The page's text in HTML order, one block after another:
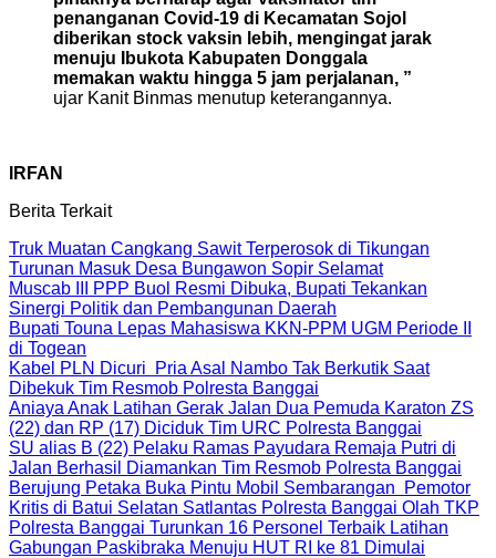
penanganan Covid-19 di Kecamatan Sojol
diberikan stock vaksin lebih, mengingat jarak
menuju Ibukota Kabupaten Donggala
memakan waktu hingga 5 jam perjalanan, ”
ujar Kanit Binmas menutup keterangannya.
IRFAN
Berita Terkait
Truk Muatan Cangkang Sawit Terperosok di Tikungan
Turunan Masuk Desa Bungawon Sopir Selamat
Muscab III PPP Buol Resmi Dibuka, Bupati Tekankan
Sinergi Politik dan Pembangunan Daerah
Bupati Touna Lepas Mahasiswa KKN-PPM UGM Periode II
di Togean
Kabel PLN Dicuri Pria Asal Nambo Tak Berkutik Saat
Dibekuk Tim Resmob Polresta Banggai
Aniaya Anak Latihan Gerak Jalan Dua Pemuda Karaton ZS
(22) dan RP (17) Diciduk Tim URC Polresta Banggai
SU alias B (22) Pelaku Ramas Payudara Remaja Putri di
Jalan Berhasil Diamankan Tim Resmob Polresta Banggai
Berujung Petaka Buka Pintu Mobil Sembarangan Pemotor
Kritis di Batui Selatan Satlantas Polresta Banggai Olah TKP
Polresta Banggai Turunkan 16 Personel Terbaik Latihan
Gabungan Paskibraka Menuju HUT RI ke 81 Dimulai